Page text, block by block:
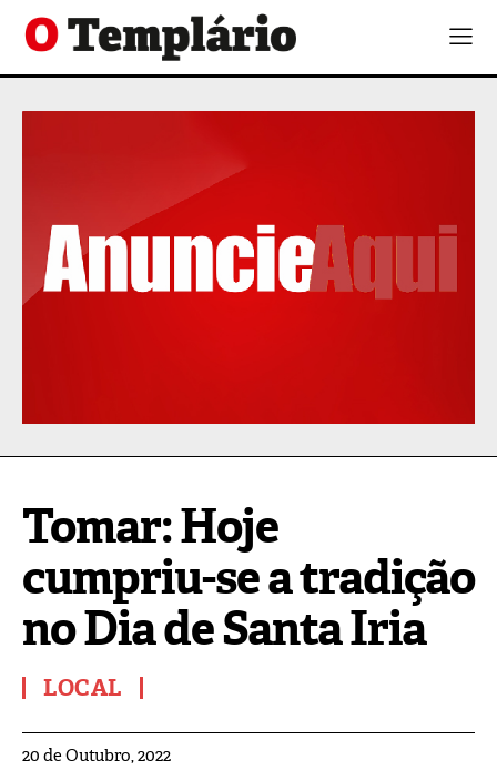
Tomar: Hoje
cumpriu-se a tradição
no Dia de Santa Iria
LOCAL
20 de Outubro, 2022